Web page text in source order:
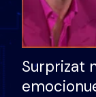
Surprizat